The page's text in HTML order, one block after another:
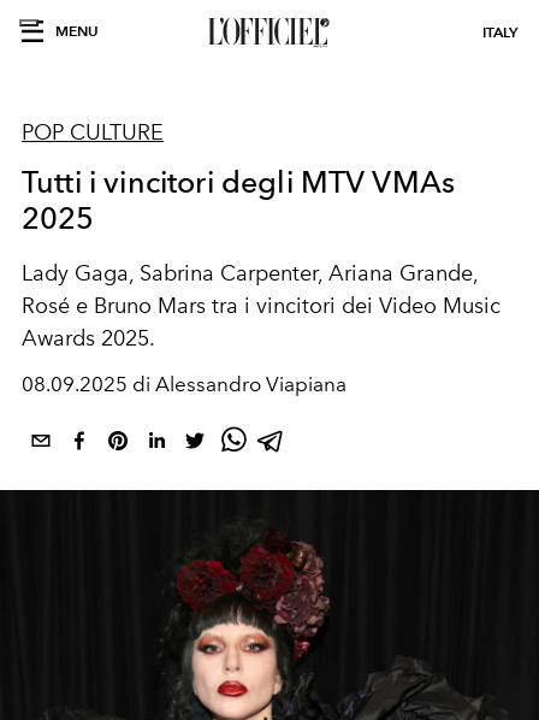
MENU ITALY
POP CULTURE
Tutti i vincitori degli MTV VMAs
2025
Lady Gaga, Sabrina Carpenter, Ariana Grande,
Rosé e Bruno Mars tra i vincitori dei Video Music
Awards 2025.
08.09.2025 di Alessandro Viapiana